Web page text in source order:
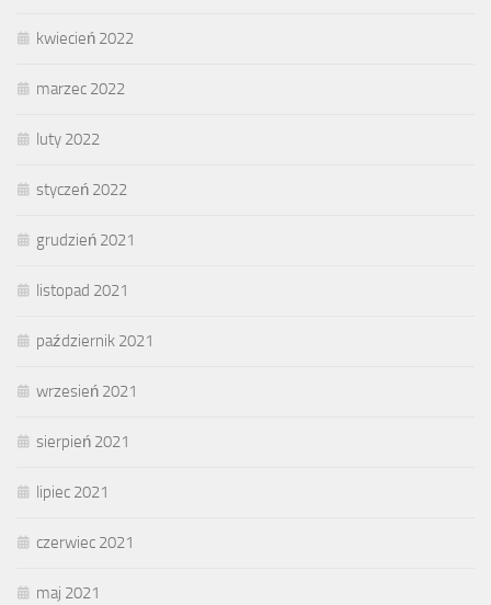
kwiecień 2022
marzec 2022
luty 2022
styczeń 2022
grudzień 2021
listopad 2021
październik 2021
wrzesień 2021
sierpień 2021
lipiec 2021
czerwiec 2021
maj 2021